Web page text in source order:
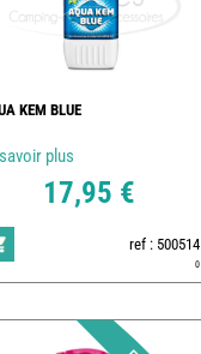
KEM BLUE
plus
17,95 €
ref : 500514
0